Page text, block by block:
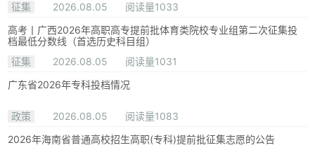
征集
2026.08.05
阅读量1033
高考丨广西2026年高职高专提前批体育类院校专业组第二次征集投
档最低分数线（首选历史科目组）
征集
2026.08.05
阅读量1031
广东省2026年专科投档情况
政策 2026.08.05
阅读量1083
2026年海南省普通高校招生高职(专科)提前批征集志愿的公告